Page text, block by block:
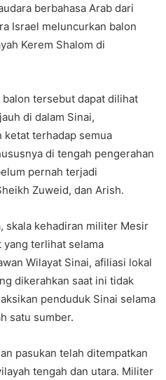
berbahasa Arab dari
Israel meluncurkan balon
Kerem Shalom di
tersebut dapat dilihat
di dalam Sinai,
ketat terhadap semua
di tengah pengerahan
pernah terjadi
Zuweid, dan Arish.
skala kehadiran militer Mesir
yang terlihat selama
Wilayat Sinai, afiliasi lokal
dikerahkan saat ini tidak
penduduk Sinai selama
satu sumber.
pasukan telah ditempatkan
tengah dan utara. Militer